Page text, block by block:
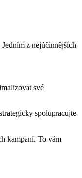
z nejúčinnějších
své
spolupracujte
kampaní. To vám